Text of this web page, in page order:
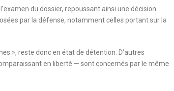
du dossier, repoussant ainsi une décision
par la défense, notamment celles portant sur la
», reste donc en état de détention. D’autres
en liberté — sont concernés par le même